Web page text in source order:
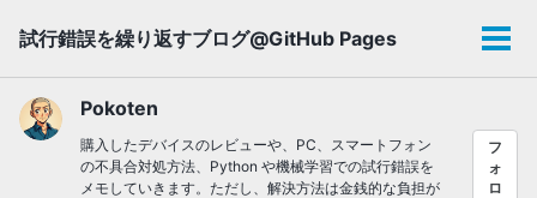
primary
navigation
content
footer
試行錯誤を繰り返すブログ@GitHub Pages
メ
ニ
ー
Pokoten
購入したデバイスのレビューや、PC、スマートフォン
の不具合対処方法、Python や機械学習での試行錯誤を
メモしていきます。ただし、解決方法は金銭的な負担が
フ
ォ
ロ